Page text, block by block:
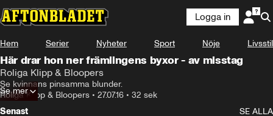
Logga in
Hem Serier Nyheter Sport Nöje Livsstil
Här drar hon ner främlingens byxor - av misstag
Roliga Klipp & Bloopers
Se kvinnans pinsamma blunder.
Roliga Klipp & Bloopers • 27.07.16 • 32 sek
Se mer
Senast
SE ALLA